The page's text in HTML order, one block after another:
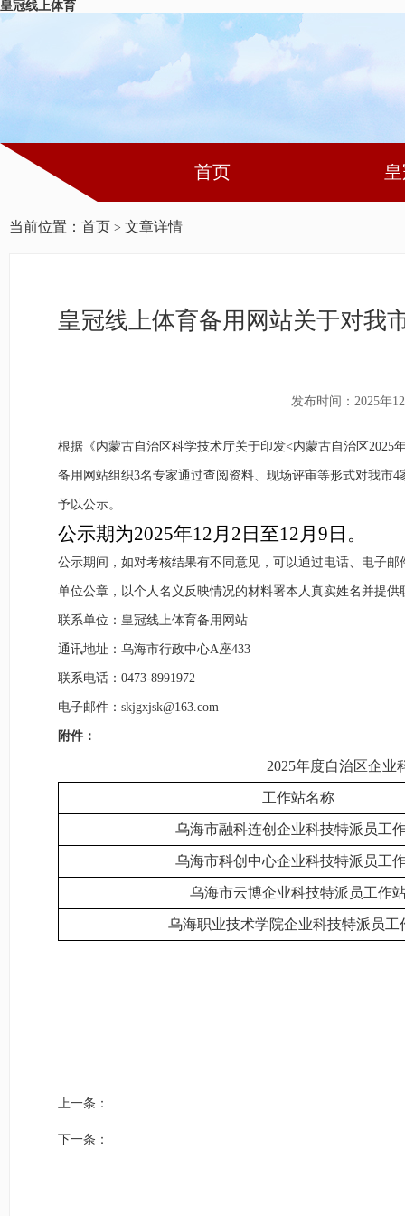
皇冠线上体育
首页
当前位置： 首页 > 文章详情
皇冠线上体育备用网站关于对我
发布时间：2025年
根据 《内蒙古自治区科学技术厅关于印发<内蒙古自治区2025
备用网站组织3名专家通过查阅资料、现场评审等形式对我市4
予以公示。
公示期为2025年12月 2 日至12月 9 日。
公示期间，如对考核结果有不同意见，可以通过电话、电子
单位公章，以个人名义反映情况的材料署本人真实姓名并提供
联系单位 ： 皇冠线上体育备用网站
通讯地址：乌海市行政中心A座433
联系电话： 0473-8991972
电子邮件： skjgxjsk@163.com
附件：
2025年度自治区企业
工作站名称
乌海市融科连创企业科技特派员工
乌海市科创中心企业科技特派员工
乌海市云博企业科技特派员工作
乌海职业技术学院企业科技特派员工
上一条：
下一条：